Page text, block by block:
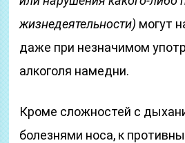
жизнедеятельности) могут
даже при незначимом
алкоголя намедни.
Кроме сложностей с
болезнями носа, к